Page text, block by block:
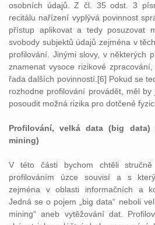
osobních údajů. Z čl. 35 odst. 3
recitálu nařízení vyplývá povinnost
přístup aplikovat a tedy posuzovat
svobody subjektů údajů zejména v
profilování. Jinými slovy, v některých
znamenat vysoce rizikové
řada dalších povinností.[6] Pokud se
rozhodne profilování provádět, měl
posoudit možná rizika pro dotčené
Profilování, velká data (big
mining)
V této části bychom chtěli
profilováním úzce souvisí a s
zejména v oblasti informačních a
Jedná se o pojem „big data“ neboli
mining“ aneb vytěžování dat.